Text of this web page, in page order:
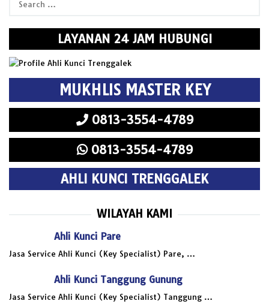
for:
LAYANAN 24 JAM HUBUNGI
MUKHLIS MASTER KEY
0813-3554-4789
0813-3554-4789
AHLI KUNCI TRENGGALEK
WILAYAH KAMI
Ahli Kunci Pare
Jasa Service Ahli Kunci (Key Specialist) Pare, …
Ahli Kunci Tanggung Gunung
Jasa Service Ahli Kunci (Key Specialist) Tanggung …